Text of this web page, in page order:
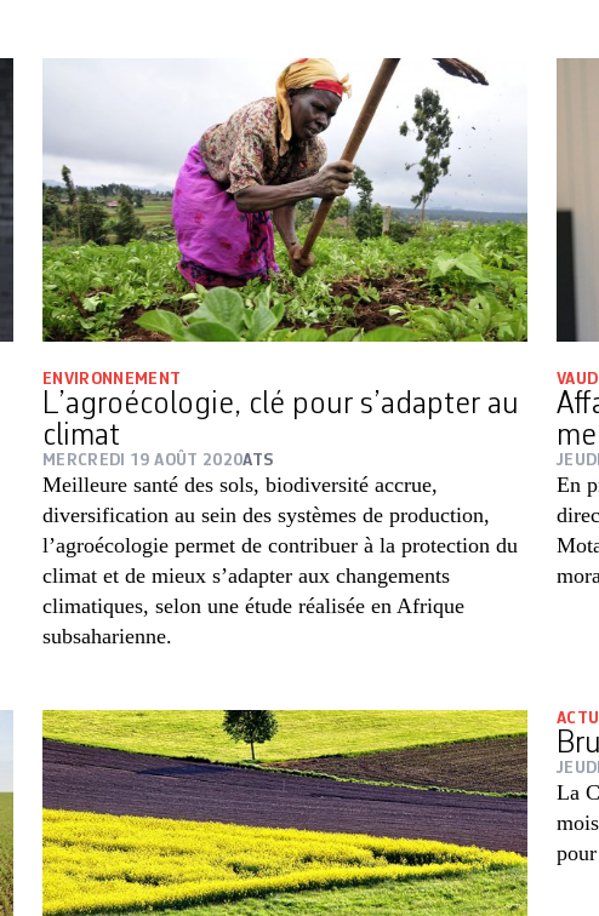
ENVIRONNEMENT
L’agroécologie, clé pour s’adapter au
climat
MERCREDI 19 AOÛT 2020ATS
Meilleure santé des sols, biodiversité accrue,
diversification au sein des systèmes de production,
l’agroécologie permet de contribuer à la protection du
climat et de mieux s’adapter aux changements
climatiques, selon une étude réalisée en Afrique
subsaharienne.
VAUD
En
La